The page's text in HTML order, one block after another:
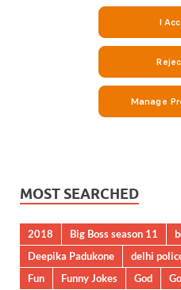
MOST SEARCHED
2018 Big Boss season 11
Deepika Padukone
delhi
Fun
Funny Jokes God